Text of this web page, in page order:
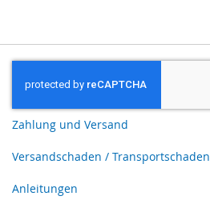
Zahlung und Versand
Versandschaden / Transportschaden
Anleitungen